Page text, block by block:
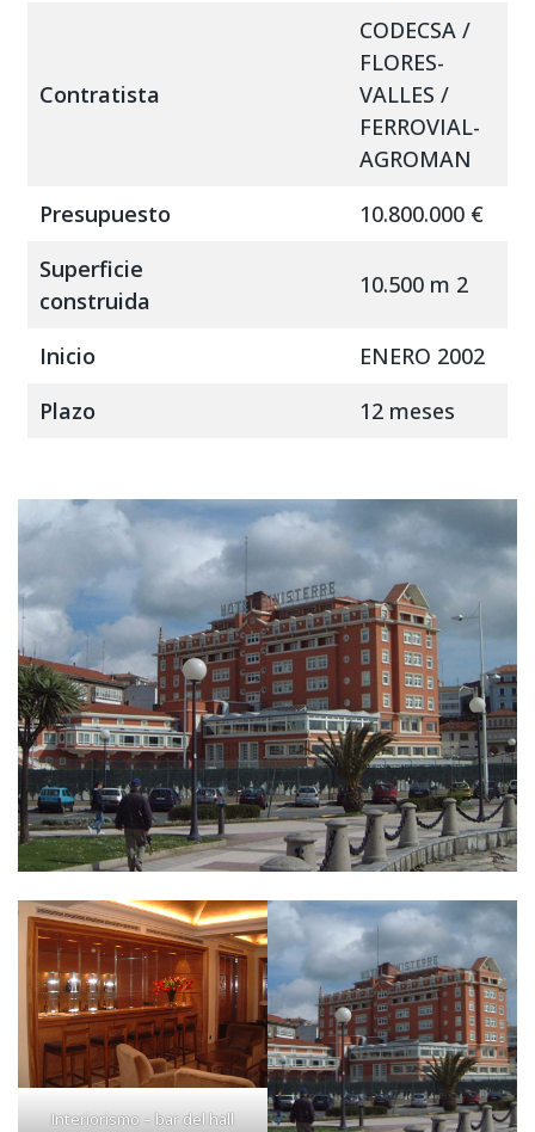
Contratista
CODECSA /
FLORES-
VALLES /
FERROVIAL-
AGROMAN
Presupuesto
10.800.000 €
Superficie
construida
10.500 m 2
Inicio
ENERO 2002
Plazo
12 meses
Interiorismo – bar del hall